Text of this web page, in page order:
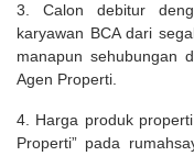
3. Calon debitur
karyawan BCA dari
manapun sehubungan
Agen Properti.
4. Harga produk
Properti” pada